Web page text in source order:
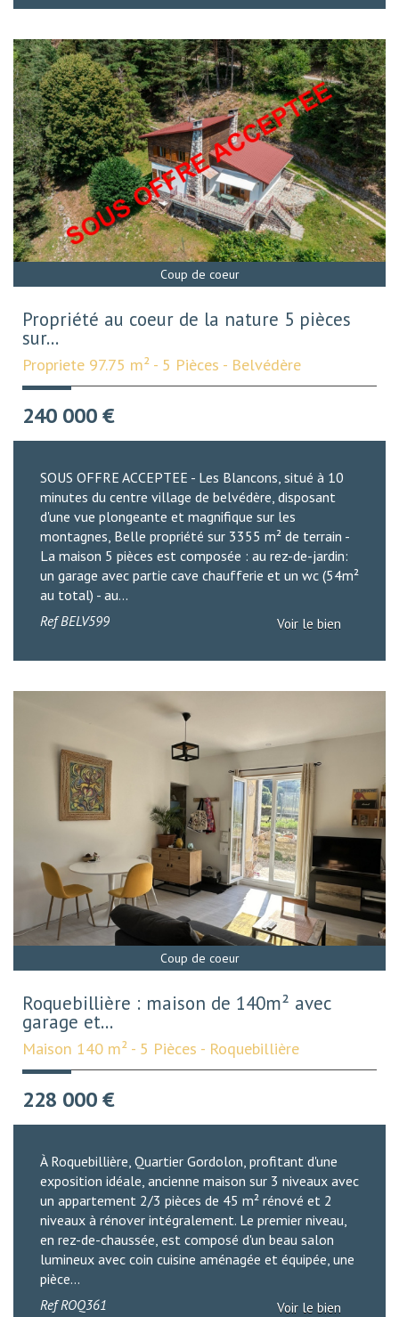
Sous Offre
Coup de coeur
Propriété au coeur de la nature 5 pièces
sur...
Propriete 97.75 m² - 5 Pièces - Belvédère
240 000€
SOUS OFFRE ACCEPTEE - Les Blancons, situé à 10
minutes du centre village de belvédère, disposant
d'une vue plongeante et magnifique sur les
montagnes, Belle propriété sur 3355 m² de terrain -
La maison 5 pièces est composée : au rez-de-jardin:
un garage avec partie cave chaufferie et un wc (54m²
au total) - au...
RefBELV599 Voir le bien
Coup de coeur
Roquebillière : maison de 140m² avec
garage et...
Maison 140 m² - 5 Pièces - Roquebillière
228 000€
À Roquebillière, Quartier Gordolon, profitant d'une
exposition idéale, ancienne maison sur 3 niveaux avec
un appartement 2/3 pièces de 45 m² rénové et 2
niveaux à rénover intégralement. Le premier niveau,
en rez-de-chaussée, est composé d'un beau salon
lumineux avec coin cuisine aménagée et équipée, une
pièce...
RefROQ361 Voir le bien